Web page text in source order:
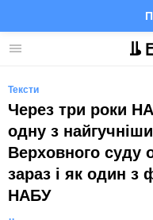
Меню
Тексти
Через три роки
одну з
Верховного суду
зараз і як один з
НАБУ